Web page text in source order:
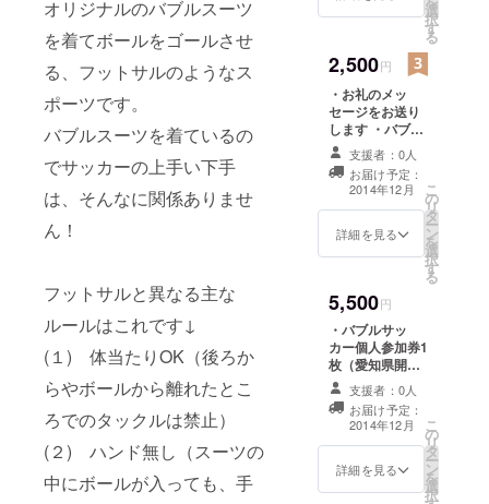
オリジナルのバブルスーツ
を着てボールをゴールさせ
る、フットサルのようなス
ポーツです。
バブルスーツを着ているの
でサッカーの上手い下手
は、そんなに関係ありませ
ん！
フットサルと異なる主な
ルールはこれです↓
(１) 体当たりOK（後ろか
らやボールから離れたとこ
ろでのタックルは禁止）
(２) ハンド無し（スーツの
中にボールが入っても、手
選
択
す
る
2,500円
・お礼のメッ
セージをお送り
します ・バブル
サッカー写真
データを5枚お送
りします ・
Facebookペー
ジにて「協力
者」として名前
掲載 ・オリジナ
ルボールペン2本
支援者：0人
お届け予定：
2014年12月
詳細を見る
こ
の
リ
タ
ー
ン
を
選
択
す
る
5,500円
・バブルサッ
カー個人参加券1
枚（愛知県開催
のためプレゼン
ト可） ・オリジ
ナルボールペン2
本 ・お礼のメッ
セージをお送り
します ・バブル
支援者：0人
お届け予定：
2014年12月
詳細を見る
こ
の
リ
タ
ー
ン
を
選
択